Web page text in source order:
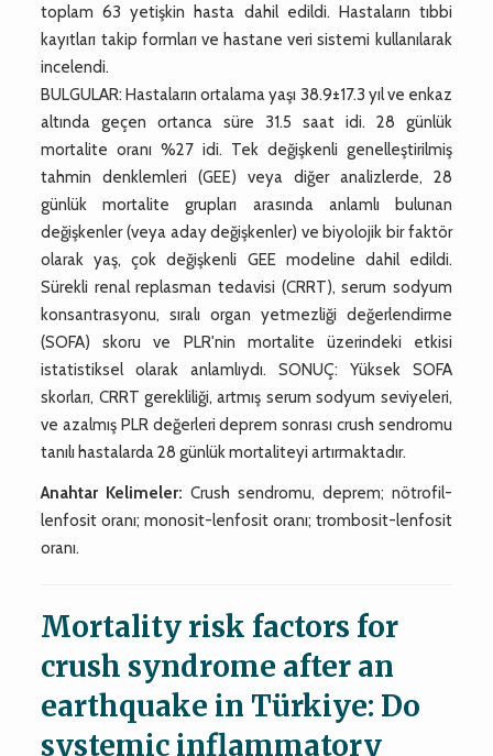
toplam 63 yetişkin hasta dahil edildi. Hastaların tıbbi
kayıtları takip formları ve hastane veri sistemi kullanılarak
incelendi.
BULGULAR: Hastaların ortalama yaşı 38.9±17.3 yıl ve enkaz
altında geçen ortanca süre 31.5 saat idi. 28 günlük
mortalite oranı %27 idi. Tek değişkenli genelleştirilmiş
tahmin denklemleri (GEE) veya diğer analizlerde, 28
günlük mortalite grupları arasında anlamlı bulunan
değişkenler (veya aday değişkenler) ve biyolojik bir faktör
olarak yaş, çok değişkenli GEE modeline dahil edildi.
Sürekli renal replasman tedavisi (CRRT), serum sodyum
konsantrasyonu, sıralı organ yetmezliği değerlendirme
(SOFA) skoru ve PLR'nin mortalite üzerindeki etkisi
istatistiksel olarak anlamlıydı. SONUÇ: Yüksek SOFA
skorları, CRRT gerekliliği, artmış serum sodyum seviyeleri,
ve azalmış PLR değerleri deprem sonrası crush sendromu
tanılı hastalarda 28 günlük mortaliteyi artırmaktadır.
Anahtar Kelimeler: Crush sendromu, deprem; nötrofil-
lenfosit oranı; monosit-lenfosit oranı; trombosit-lenfosit
oranı.
Mortality risk factors for
crush syndrome after an
earthquake in Türkiye: Do
systemic inflammatory